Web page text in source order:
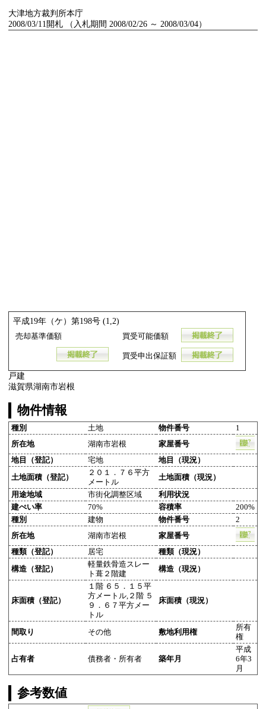
大津地方裁判所本庁
2008/03/11開札 （入札期間 2008/02/26 ～ 2008/03/04）
平成19年（ケ）第198号 (1,2)
売却基準価額 買受可能価額
買受申出保証額
戸建
滋賀県湖南市岩根
物件情報
種別 土地 物件番号
1
所在地
湖南市岩根
家屋番号
地目（登記）
宅地 地目（現況）
土地面積（登記）
２０１．７６平方
メートル
土地面積（現況）
用途地域 市街化調整区域
利用状況
建ぺい率
70% 容積率
200%
種別
建物 物件番号
2
所在地
湖南市岩根
家屋番号
種類（登記）
居宅 種類（現況）
構造（登記）
軽量鉄骨造スレー
ト葺２階建
構造（現況）
床面積（登記）
１階 ６５．１５平
方メートル,２階 ５
９．６７平方メー
トル
床面積（現況）
間取り その他 敷地利用権
所有
権
占有者 債務者・所有者 築年月
平成
6年3
月
参考数値